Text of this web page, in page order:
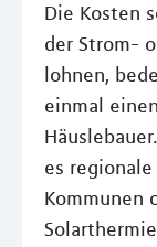
Die Kosten
der Strom-
lohnen,
einmal
es
Kommunen